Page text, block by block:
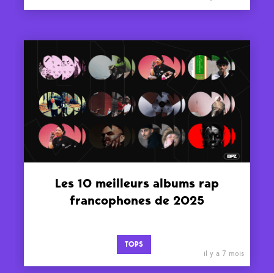
Les 10 meilleurs albums rap
francophones de 2025
TOPS
il y a 7 mois